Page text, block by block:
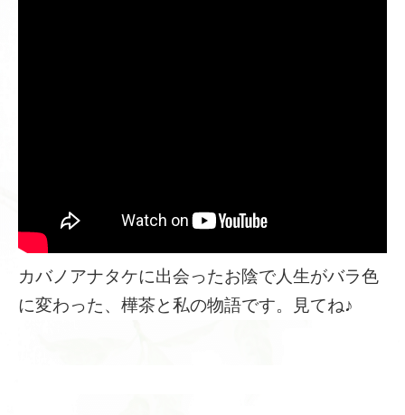
カバノアナタケに出会ったお陰で人生がバラ色
に変わった、樺茶と私の物語です。見てね♪